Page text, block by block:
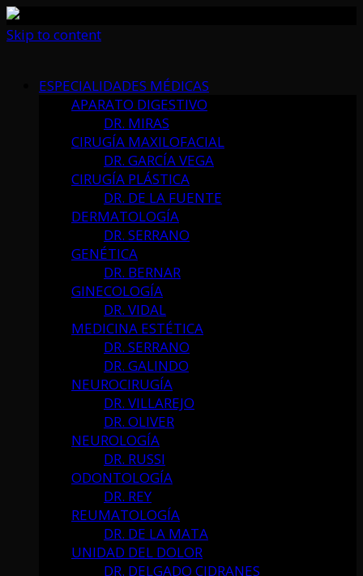
Skip to content
ESPECIALIDADES MÉDICAS
APARATO DIGESTIVO
DR. MIRAS
CIRUGÍA MAXILOFACIAL
DR. GARCÍA VEGA
CIRUGÍA PLÁSTICA
DR. DE LA FUENTE
DERMATOLOGÍA
DR. SERRANO
GENÉTICA
DR. BERNAR
GINECOLOGÍA
DR. VIDAL
MEDICINA ESTÉTICA
DR. SERRANO
DR. GALINDO
NEUROCIRUGÍA
DR. VILLAREJO
DR. OLIVER
NEUROLOGÍA
DR. RUSSI
ODONTOLOGÍA
DR. REY
REUMATOLOGÍA
DR. DE LA MATA
UNIDAD DEL DOLOR
DR. DELGADO CIDRANES